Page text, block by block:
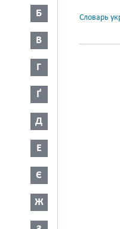
Б
В
Г
Ґ
Д
Е
Є
Ж
Словарь